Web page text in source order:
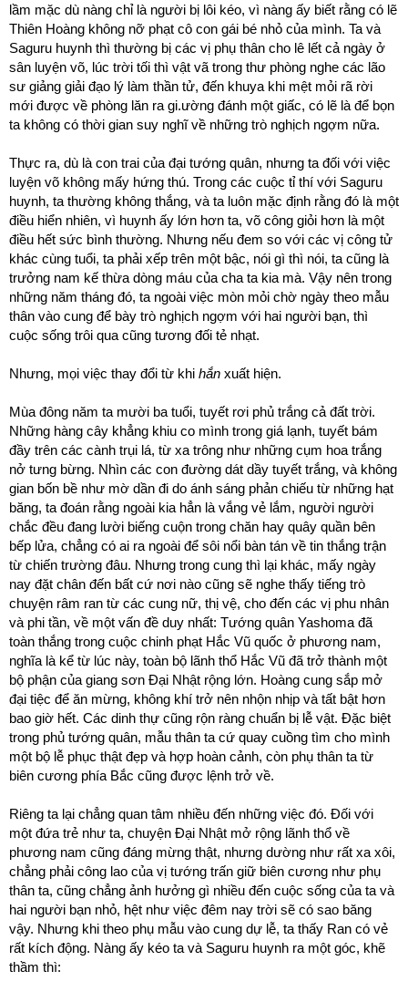
lầm mặc dù nàng chỉ là người bị lôi kéo, vì nàng ấy biết rằng có lẽ
Thiên Hoàng không nỡ phạt cô con gái bé nhỏ của mình. Ta và
Saguru huynh thì thường bị các vị phụ thân cho lê lết cả ngày ở
sân luyện võ, lúc trời tối thì vật vã trong thư phòng nghe các lão
sư giảng giải đạo lý làm thần tử, đến khuya khi mệt mỏi rã rời
mới được về phòng lăn ra gi.ường đánh một giấc, có lẽ là để bọn
ta không có thời gian suy nghĩ về những trò nghịch ngợm nữa.
Thực ra, dù là con trai của đại tướng quân, nhưng ta đối với việc
luyện võ không mấy hứng thú. Trong các cuộc tỉ thí với Saguru
huynh, ta thường không thắng, và ta luôn mặc định rằng đó là một
điều hiển nhiên, vì huynh ấy lớn hơn ta, võ công giỏi hơn là một
điều hết sức bình thường. Nhưng nếu đem so với các vị công tử
khác cùng tuổi, ta phải xếp trên một bậc, nói gì thì nói, ta cũng là
trưởng nam kế thừa dòng máu của cha ta kia mà. Vậy nên trong
những năm tháng đó, ta ngoài việc mòn mỏi chờ ngày theo mẫu
thân vào cung để bày trò nghịch ngợm với hai người bạn, thì
cuộc sống trôi qua cũng tương đối tẻ nhạt.
Nhưng, mọi việc thay đổi từ khi hắn xuất hiện.
Mùa đông năm ta mười ba tuổi, tuyết rơi phủ trắng cả đất trời.
Những hàng cây khẳng khiu co mình trong giá lạnh, tuyết bám
đầy trên các cành trụi lá, từ xa trông như những cụm hoa trắng
nở tưng bừng. Nhìn các con đường dát dầy tuyết trắng, và không
gian bốn bề như mờ dần đi do ánh sáng phản chiếu từ những hạt
băng, ta đoán rằng ngoài kia hẳn là vắng vẻ lắm, người người
chắc đều đang lười biếng cuộn trong chăn hay quây quần bên
bếp lửa, chẳng có ai ra ngoài để sôi nổi bàn tán về tin thắng trận
từ chiến trường đâu. Nhưng trong cung thì lại khác, mấy ngày
nay đặt chân đến bất cứ nơi nào cũng sẽ nghe thấy tiếng trò
chuyện râm ran từ các cung nữ, thị vệ, cho đến các vị phu nhân
và phi tần, về một vấn đề duy nhất: Tướng quân Yashoma đã
toàn thắng trong cuộc chinh phạt Hắc Vũ quốc ở phương nam,
nghĩa là kể từ lúc này, toàn bộ lãnh thổ Hắc Vũ đã trở thành một
bộ phận của giang sơn Đại Nhật rộng lớn. Hoàng cung sắp mở
đại tiệc để ăn mừng, không khí trở nên nhộn nhịp và tất bật hơn
bao giờ hết. Các dinh thự cũng rộn ràng chuẩn bị lễ vật. Đặc biệt
trong phủ tướng quân, mẫu thân ta cứ quay cuồng tìm cho mình
một bộ lễ phục thật đẹp và hợp hoàn cảnh, còn phụ thân ta từ
biên cương phía Bắc cũng được lệnh trở về.
Riêng ta lại chẳng quan tâm nhiều đến những việc đó. Đối với
một đứa trẻ như ta, chuyện Đại Nhật mở rộng lãnh thổ về
phương nam cũng đáng mừng thật, nhưng dường như rất xa xôi,
chẳng phải công lao của vị tướng trấn giữ biên cương như phụ
thân ta, cũng chẳng ảnh hưởng gì nhiều đến cuộc sống của ta và
hai người bạn nhỏ, hệt như việc đêm nay trời sẽ có sao băng
vậy. Nhưng khi theo phụ mẫu vào cung dự lễ, ta thấy Ran có vẻ
rất kích động. Nàng ấy kéo ta và Saguru huynh ra một góc, khẽ
thầm thì: